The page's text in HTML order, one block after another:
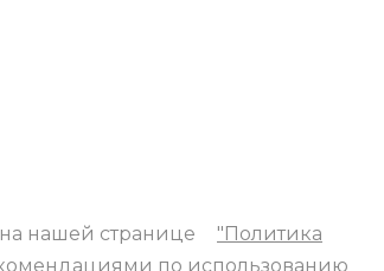
нашей странице
"Политика
по использованию